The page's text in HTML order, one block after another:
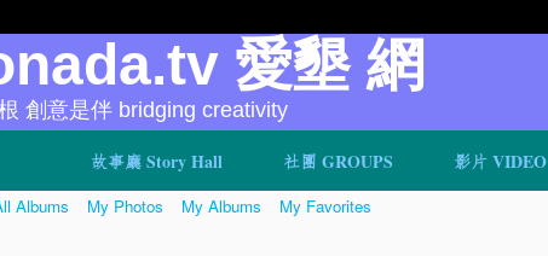
故事廳 Story Hall 社團 GROUPS 影片 VIDEO
愛墾 網
創意是伴 bridging creativity
Albums My Photos My Albums My Favorites